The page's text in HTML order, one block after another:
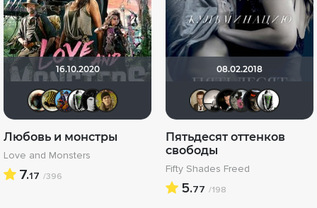
16.10.2020
Haotikvadim7791
!!!Screamer!!!
Павел Деточкин
grachik1729
electroHuk
Любовь и монстры
Love and Monsters
7.17 /396
08.02.2018
Кастер
Пятьдесят оттенков
свободы
Fifty Shades Freed
5.77 /198